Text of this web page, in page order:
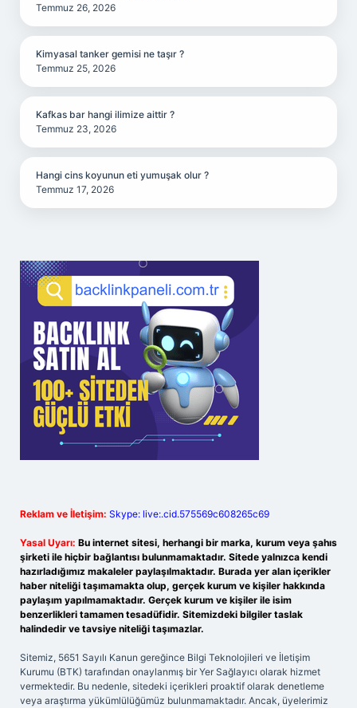
Temmuz 26, 2026
Kimyasal tanker gemisi ne taşır ?
Temmuz 25, 2026
Kafkas bar hangi ilimize aittir ?
Temmuz 23, 2026
Hangi cins koyunun eti yumuşak olur ?
Temmuz 17, 2026
Reklam ve İletişim: Skype: live:.cid.575569c608265c69
Yasal Uyarı: Bu internet sitesi, herhangi bir marka, kurum veya şahıs
şirketi ile hiçbir bağlantısı bulunmamaktadır. Sitede yalnızca kendi
hazırladığımız makaleler paylaşılmaktadır. Burada yer alan içerikler
haber niteliği taşımamakta olup, gerçek kurum ve kişiler hakkında
paylaşım yapılmamaktadır. Gerçek kurum ve kişiler ile isim
benzerlikleri tamamen tesadüfidir. Sitemizdeki bilgiler taslak
halindedir ve tavsiye niteliği taşımazlar.
Sitemiz, 5651 Sayılı Kanun gereğince Bilgi Teknolojileri ve İletişim
Kurumu (BTK) tarafından onaylanmış bir Yer Sağlayıcı olarak hizmet
vermektedir. Bu nedenle, sitedeki içerikleri proaktif olarak denetleme
veya araştırma yükümlülüğümüz bulunmamaktadır. Ancak, üyelerimiz